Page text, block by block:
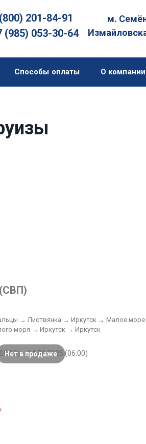
201-84-91
(985) 053-30-64
м.
Способы оплаты О компании
Нет в продаже
→ Листвянка → Иркутск → Малое
моря → Иркутск → Иркутск
– 14.08.2026 (06:00)